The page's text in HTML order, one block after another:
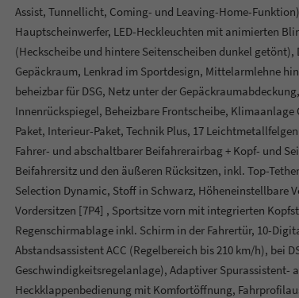
Assist, Tunnellicht, Coming- und Leaving-Home-
Hauptscheinwerfer, LED-Heckleuchten mit animierten
(Heckscheibe und hintere Seitenscheiben dunkel
Gepäckraum, Lenkrad im Sportdesign, Mittelarmlehne
beheizbar für DSG, Netz unter der
Innenrückspiegel, Beheizbare Frontscheibe,
Paket, Interieur-Paket, Technik Plus, 17
Fahrer- und abschaltbarer Beifahrerairbag + Kopf- und
Beifahrersitz und den äußeren Rücksitzen, inkl. Top-
Selection Dynamic, Stoff in Schwarz, Höheneinstellbare
Vordersitzen [7P4] , Sportsitze vorn mit integrierten
Regenschirmablage inkl. Schirm in der Fahrertür, 10-
Abstandsassistent ACC (Regelbereich bis 210 km/h), bei
Geschwindigkeitsregelanlage), Adaptiver Spurassistent-
Heckklappenbedienung mit Komfortöffnung,